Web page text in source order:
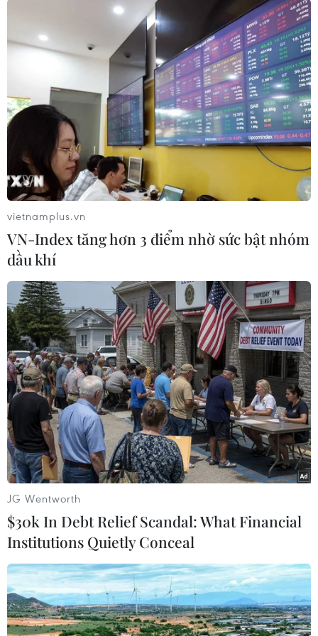
Nếu không đủ số thẩm phán tán thành kiến
nghị, Tổng thống Park Geun-hye sẽ được khôi
phục chức vụ./.
(TTXVN/Vietnam+)
#An ninh #Hàn Quốc
#Luận tội Tổng thống
#Thủ tướng Hwang Kyo-ahn
#Park Geun-hye
#Quân đội Hàn Quốc
Hàn Quốc
Theo dõi VietnamPlus
TIN LIÊN QUAN
vietnamplus.vn
VN-Index tăng hơn 3 điểm nhờ sức bật nhóm
dầu khí
JG Wentworth
$30k In Debt Relief Scandal: What Financial
Institutions Quietly Conceal